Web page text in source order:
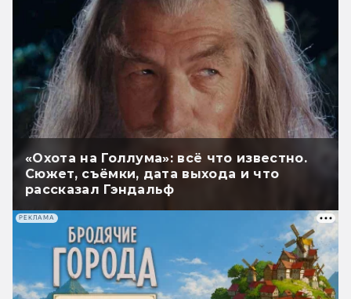
«Охота на Голлума»: всё что известно.
Сюжет, съёмки, дата выхода и что
рассказал Гэндальф
РЕКЛАМА